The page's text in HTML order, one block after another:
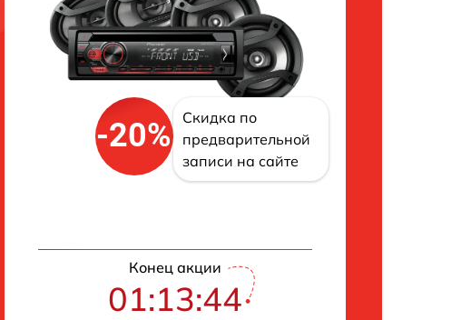
-20%
Скидка по
предварительной
записи на сайте
Конец акции
01:13:43